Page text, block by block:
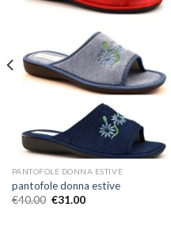
PANTOFOLE DONNA ESTIVE
pantofole donna estive
€40.00 €31.00